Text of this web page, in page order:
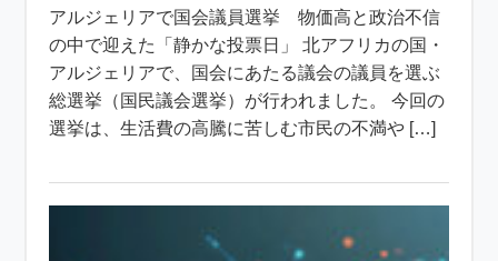
アルジェリアで国会議員選挙 物価高と政治不信
の中で迎えた「静かな投票日」 北アフリカの国・
アルジェリアで、国会にあたる議会の議員を選ぶ
総選挙（国民議会選挙）が行われました。 今回の
選挙は、生活費の高騰に苦しむ市民の不満や […]